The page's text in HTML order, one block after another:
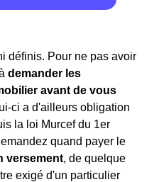
définis. Pour ne pas avoir
demander les
avant de vous
ci a d'ailleurs obligation
la loi Murcef du 1er
quand payer le
versement, de quelque
exigé d'un particulier